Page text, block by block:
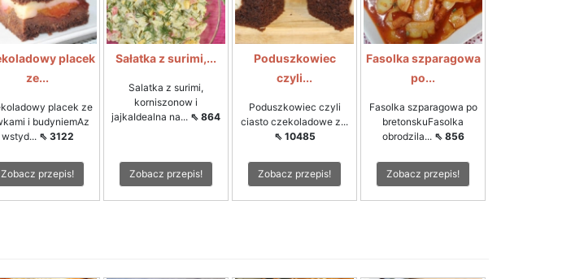
placek
ze...
placek ze
i budyniemAz
wstyd... ⇖ 3122
Zobacz przepis!
Sałatka z surimi,...
Salatka z surimi,
korniszonow i
jajkaIdealna na... ⇖ 864
Zobacz przepis!
Poduszkowiec
czyli...
Poduszkowiec czyli
ciasto czekoladowe z...
⇖ 10485
Zobacz przepis!
Fasolka szparagowa
po...
Fasolka szparagowa po
bretonskuFasolka
obrodzila... ⇖ 856
Zobacz przepis!